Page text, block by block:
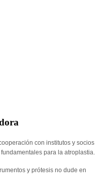
con institutos y socios
para la atroplastia.
y prótesis no dude en